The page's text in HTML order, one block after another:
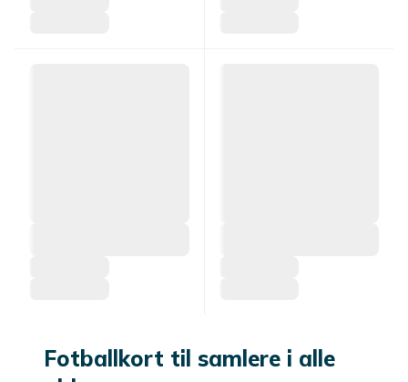
Fotballkort til samlere i alle